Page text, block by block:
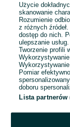
E-mail
Hasło
Użycie
skanowanie
Rozumienie
z różnych
dostęp do nich.
ulepszanie
Tworzenie profili
Pomiar
doboru
Lista partnerów